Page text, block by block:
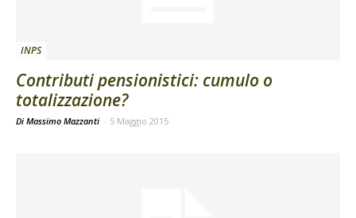
INPS
Contributi pensionistici: cumulo o
totalizzazione?
Di Massimo Mazzanti - 5 Maggio 2015